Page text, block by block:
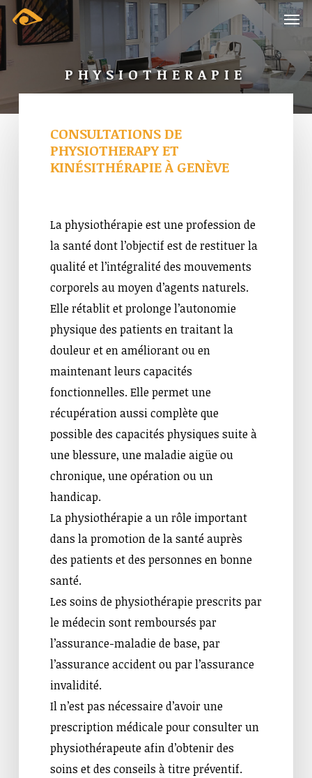
Skip
to
main
content
Menu
PHYSIOTHERAPIE
CONSULTATIONSDE
PHYSIOTHERAPYET
KINÉSITHÉRAPIEÀ GENÈVE
La physiothérapie est une profession de
la santé dont l’objectif est de restituer la
qualité et l’intégralité des mouvements
corporels au moyen d’agents naturels.
Elle rétablit et prolonge l’autonomie
physique des patients en traitant la
douleur et en améliorant ou en
maintenant leurs capacités
fonctionnelles. Elle permet une
récupération aussi complète que
possible des capacités physiques suite à
une blessure, une maladie aigüe ou
chronique, une opération ou un
handicap.
La physiothérapie a un rôle important
dans la promotion de la santé auprès
des patients et des personnes en bonne
santé.
Les soins de physiothérapie prescrits par
le médecin sont remboursés par
l’assurance-maladie de base, par
l’assurance accident ou par l’assurance
invalidité.
Il n’est pas nécessaire d’avoir une
prescription médicale pour consulter un
physiothérapeute afin d’obtenir des
soins et des conseils à titre préventif.
Menu